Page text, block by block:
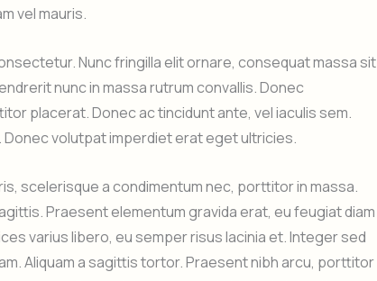
vel mauris.
Nunc fringilla elit ornare, consequat massa sit
nunc in massa rutrum convallis. Donec
placerat. Donec ac tincidunt ante, vel iaculis sem.
volutpat imperdiet erat eget ultricies.
scelerisque a condimentum nec, porttitor in massa.
Praesent elementum gravida erat, eu feugiat diam
varius libero, eu semper risus lacinia et. Integer sed
Aliquam a sagittis tortor. Praesent nibh arcu, porttitor